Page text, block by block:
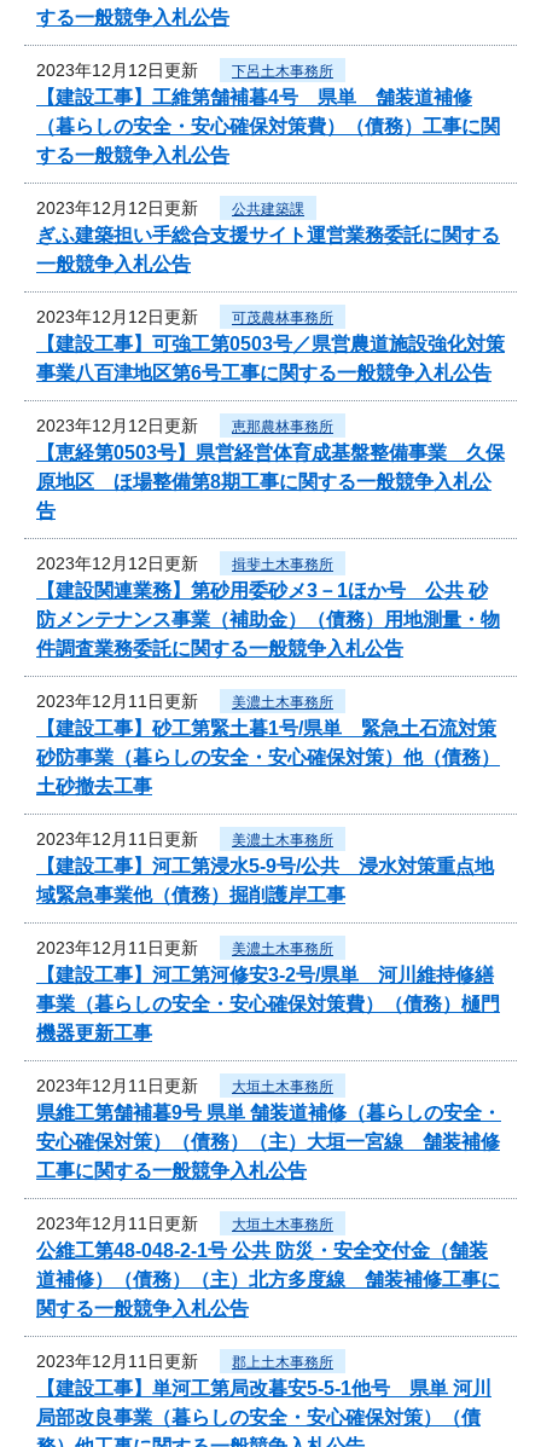
する一般競争入札公告
2023年12月12日更新 下呂土木事務所
【建設工事】工維第舗補暮4号 県単 舗装道補修
（暮らしの安全・安心確保対策費）（債務）工事に関
する一般競争入札公告
2023年12月12日更新 公共建築課
ぎふ建築担い手総合支援サイト運営業務委託に関する
一般競争入札公告
2023年12月12日更新 可茂農林事務所
【建設工事】可強工第0503号／県営農道施設強化対策
事業八百津地区第6号工事に関する一般競争入札公告
2023年12月12日更新 恵那農林事務所
【恵経第0503号】県営経営体育成基盤整備事業 久保
原地区 ほ場整備第8期工事に関する一般競争入札公
告
2023年12月12日更新 揖斐土木事務所
【建設関連業務】第砂用委砂メ3－1ほか号 公共 砂
防メンテナンス事業（補助金）（債務）用地測量・物
件調査業務委託に関する一般競争入札公告
2023年12月11日更新 美濃土木事務所
【建設工事】砂工第緊土暮1号/県単 緊急土石流対策
砂防事業（暮らしの安全・安心確保対策）他（債務）
土砂撤去工事
2023年12月11日更新 美濃土木事務所
【建設工事】河工第浸水5-9号/公共 浸水対策重点地
域緊急事業他（債務）掘削護岸工事
2023年12月11日更新 美濃土木事務所
【建設工事】河工第河修安3-2号/県単 河川維持修繕
事業（暮らしの安全・安心確保対策費）（債務）樋門
機器更新工事
2023年12月11日更新 大垣土木事務所
県維工第舗補暮9号 県単 舗装道補修（暮らしの安全・
安心確保対策）（債務）（主）大垣一宮線 舗装補修
工事に関する一般競争入札公告
2023年12月11日更新 大垣土木事務所
公維工第48-048-2-1号 公共 防災・安全交付金（舗装
道補修）（債務）（主）北方多度線 舗装補修工事に
関する一般競争入札公告
2023年12月11日更新 郡上土木事務所
【建設工事】単河工第局改暮安5-5-1他号 県単 河川
局部改良事業（暮らしの安全・安心確保対策）（債